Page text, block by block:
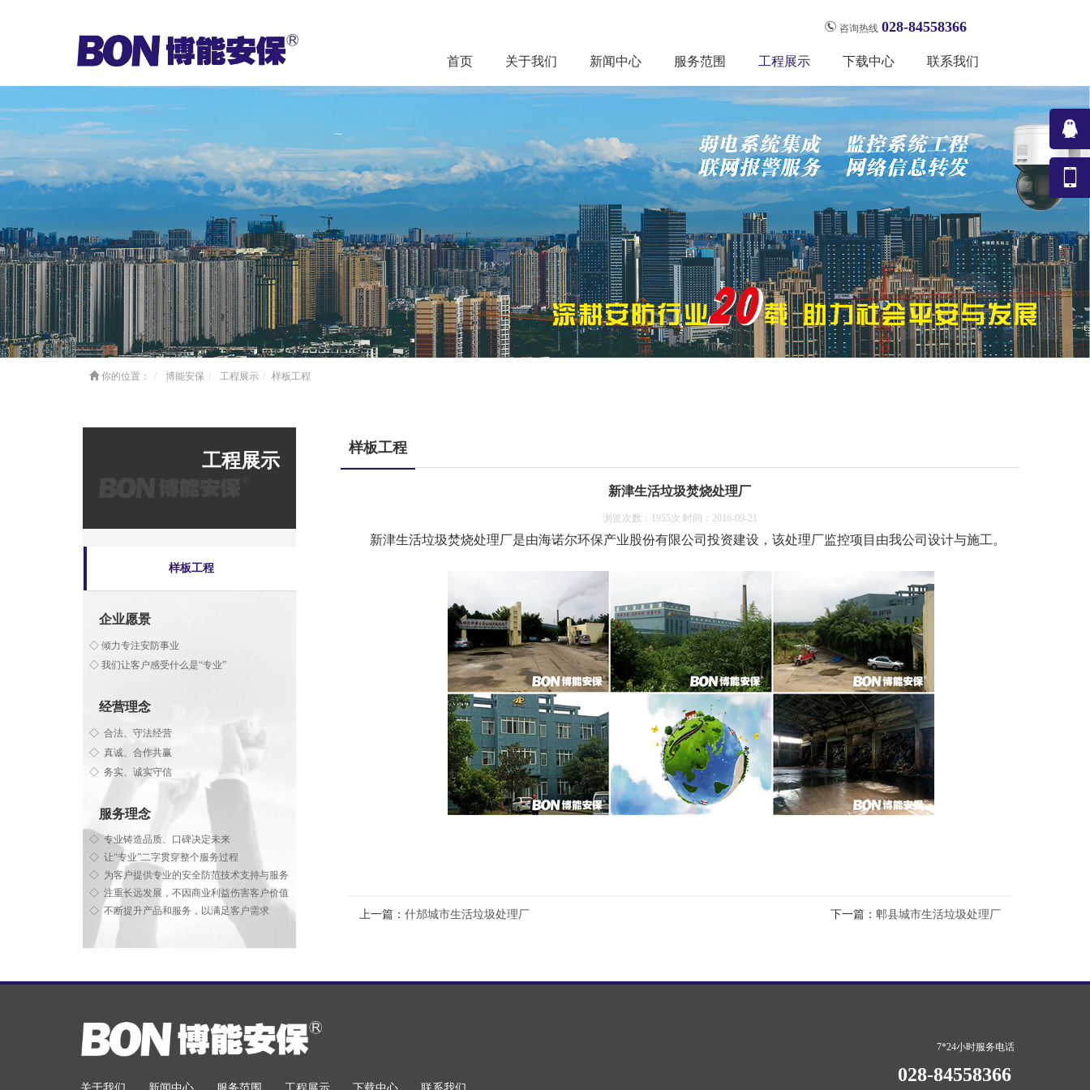
咨询热线 028-84558366
首页 关于我们 新闻中心 服务范围 工程展示 下载中心 联系我们
你的位置： 博能安保 工程展示 样板工程
工程展示
样板工程
企业愿景
◇ 倾力专注安防事业
◇ 我们让客户感受什么是“专业”
经营理念
◇ 合法、守法经营
◇ 真诚、合作共赢
◇ 务实、诚实守信
服务理念
◇ 专业铸造品质、口碑决定未来
◇ 让“专业”二字贯穿整个服务过程
◇ 为客户提供专业的安全防范技术支持与服务
◇ 注重长远发展，不因商业利益伤害客户价值
◇ 不断提升产品和服务，以满足客户需求
样板工程
新津生活垃圾焚烧处理厂
浏览次数：1955次 时间：2016-09-21
新津生活垃圾焚烧处理厂是由海诺尔环保产业股份有限公司投资建设，该处理厂监控项目由我公司设计与施工。
上一篇： 什邡城市生活垃圾处理厂 下一篇： 郫县城市生活垃圾处理厂
7*24小时服务电话
028-84558366